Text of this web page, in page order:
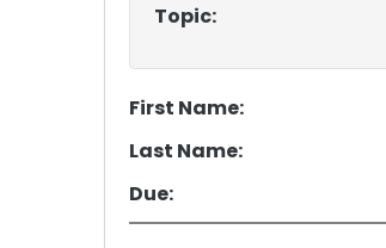
Topic:
First Name:
Last Name:
Due: